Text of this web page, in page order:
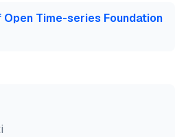
Open Time-series Foundation